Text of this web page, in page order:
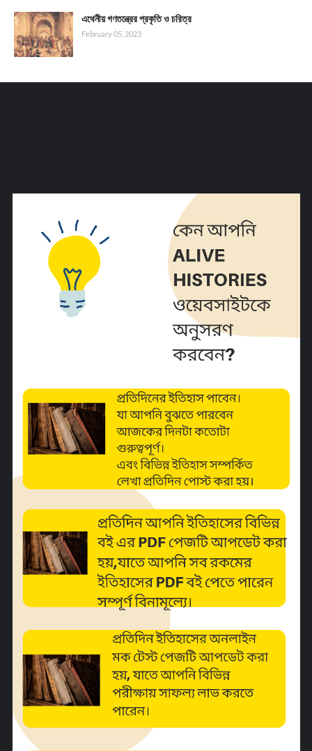
এথেনীয় গণতন্ত্রের প্রকৃতি ও চরিত্র
February 05, 2023